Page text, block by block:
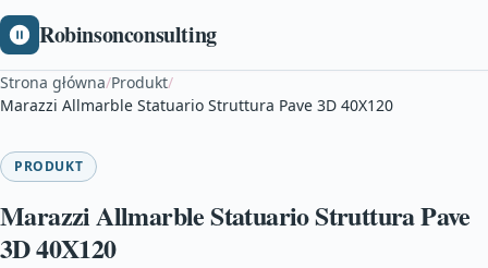
Robinsonconsulting
Strona główna/Produkt/
Marazzi Allmarble Statuario Struttura Pave 3D 40X120
PRODUKT
Marazzi Allmarble Statuario Struttura Pave
3D 40X120